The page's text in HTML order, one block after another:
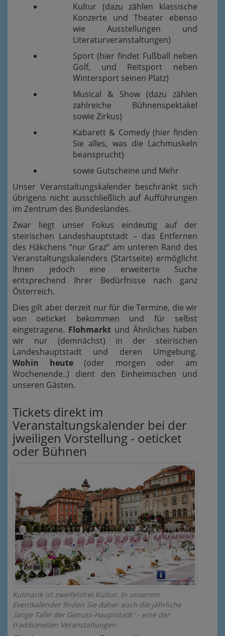
Kultur (dazu zählen klassische
Konzerte und Theater ebenso
wie Ausstellungen und
Literaturveranstaltungen)
Sport (hier findet Fußball neben
Golf, und Reitsport neben
Wintersport seinen Platz)
Musical & Show (dazu zählen
zahlreiche Bühnenspektakel
sowie Zirkus)
Kabarett & Comedy (hier finden
Sie alles, was die Lachmuskeln
beansprucht)
sowie Gutscheine und Mehr
Unser Veranstaltungskalender beschränkt sich
übrigens nicht ausschließlich auf Aufführungen
im Zentrum des Bundeslandes.
Zwar liegt unser Fokus eindeutig auf der
steirischen Landeshauptstadt – das Entfernen
des Häkchens “nur Graz” am unteren Rand des
Veranstaltungskalenders (Startseite) ermöglicht
Ihnen jedoch eine erweiterte Suche
entsprechend Ihrer Bedürfnisse nach ganz
Österreich.
Dies gilt aber derzeit nur für die Termine, die wir
von oeticket bekommen und für selbst
eingetragene. Flohmarkt und Ähnliches haben
wir nur (demnächst) in der steirischen
Landeshauptstadt und deren Umgebung.
Wohin heute(oder morgen oder am
Wochenende..) dient den Einheimischen und
unseren Gästen.
Tickets direkt im
Veranstaltungskalender bei der
jweiligen Vorstellung - oeticket
oder Bühnen
Kulinarik ist zweifelsfrei Kultur. In unserem
Eventkalender finden Sie daher auch die jährliche
‚lange Tafel der Genuss-Hauptstadt ‘ - eine der
traditionellen Veranstaltungen